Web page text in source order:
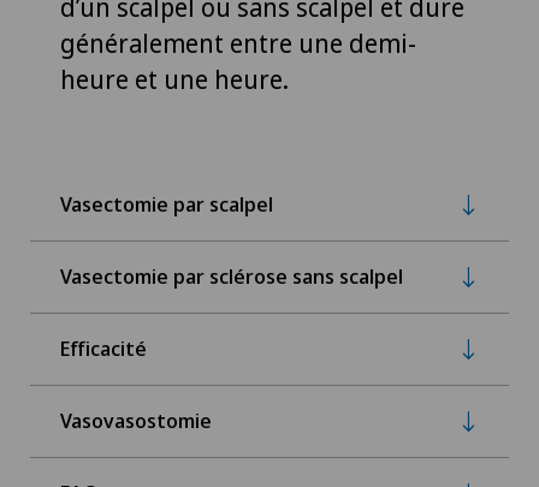
d’un scalpel ou sans scalpel et dure
généralement entre une demi-
heure et une heure.
Vasectomie par scalpel
Vasectomie par sclérose sans scalpel
Efficacité
Vasovasostomie